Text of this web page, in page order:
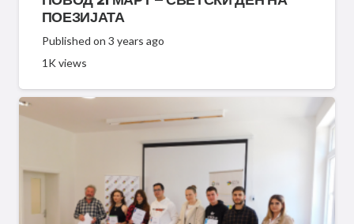
ПОЕЗИЈАТА
Published on 3 years ago
1Kviews